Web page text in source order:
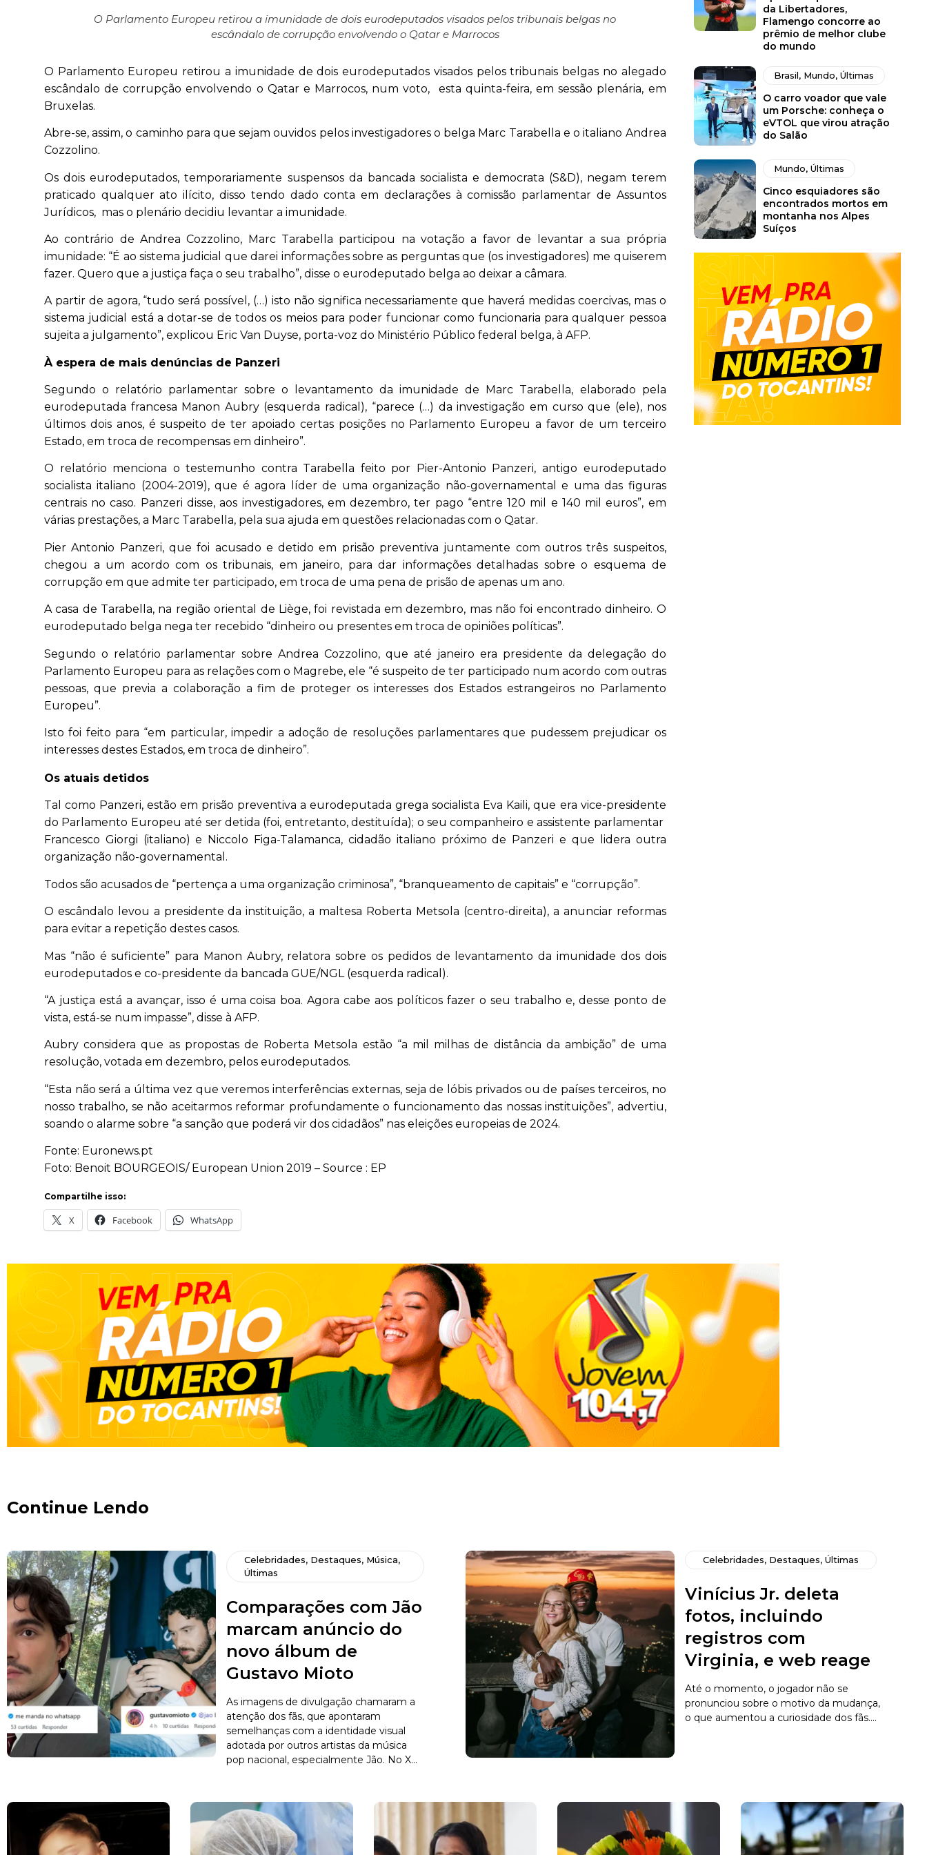
O Parlamento Europeu retirou a imunidade de dois eurodeputados visados pelos tribunais belgas no
escândalo de corrupção envolvendo o Qatar e Marrocos
O Parlamento Europeu retirou a imunidade de dois eurodeputados visados pelos tribunais belgas no alegado
escândalo de corrupção envolvendo o Qatar e Marrocos, num voto, esta quinta-feira, em sessão plenária, em
Bruxelas.
Abre-se, assim, o caminho para que sejam ouvidos pelos investigadores o belga Marc Tarabella e o italiano Andrea
Cozzolino.
Os dois eurodeputados, temporariamente suspensos da bancada socialista e democrata (S&D), negam terem
praticado qualquer ato ilícito, disso tendo dado conta em declarações à comissão parlamentar de Assuntos
Jurídicos, mas o plenário decidiu levantar a imunidade.
Ao contrário de Andrea Cozzolino, Marc Tarabella participou na votação a favor de levantar a sua própria
imunidade: “É ao sistema judicial que darei informações sobre as perguntas que (os investigadores) me quiserem
fazer. Quero que a justiça faça o seu trabalho”, disse o eurodeputado belga ao deixar a câmara.
A partir de agora, “tudo será possível, (…) isto não significa necessariamente que haverá medidas coercivas, mas o
sistema judicial está a dotar-se de todos os meios para poder funcionar como funcionaria para qualquer pessoa
sujeita a julgamento”, explicou Eric Van Duyse, porta-voz do Ministério Público federal belga, à AFP.
À espera de mais denúncias de Panzeri
Segundo o relatório parlamentar sobre o levantamento da imunidade de Marc Tarabella, elaborado pela
eurodeputada francesa Manon Aubry (esquerda radical), “parece (…) da investigação em curso que (ele), nos
últimos dois anos, é suspeito de ter apoiado certas posições no Parlamento Europeu a favor de um terceiro
Estado, em troca de recompensas em dinheiro”.
O relatório menciona o testemunho contra Tarabella feito por Pier-Antonio Panzeri, antigo eurodeputado
socialista italiano (2004-2019), que é agora líder de uma organização não-governamental e uma das figuras
centrais no caso. Panzeri disse, aos investigadores, em dezembro, ter pago “entre 120 mil e 140 mil euros”, em
várias prestações, a Marc Tarabella, pela sua ajuda em questões relacionadas com o Qatar.
Pier Antonio Panzeri, que foi acusado e detido em prisão preventiva juntamente com outros três suspeitos,
chegou a um acordo com os tribunais, em janeiro, para dar informações detalhadas sobre o esquema de
corrupção em que admite ter participado, em troca de uma pena de prisão de apenas um ano.
A casa de Tarabella, na região oriental de Liège, foi revistada em dezembro, mas não foi encontrado dinheiro. O
eurodeputado belga nega ter recebido “dinheiro ou presentes em troca de opiniões políticas”.
Segundo o relatório parlamentar sobre Andrea Cozzolino, que até janeiro era presidente da delegação do
Parlamento Europeu para as relações com o Magrebe, ele “é suspeito de ter participado num acordo com outras
pessoas, que previa a colaboração a fim de proteger os interesses dos Estados estrangeiros no Parlamento
Europeu”.
Isto foi feito para “em particular, impedir a adoção de resoluções parlamentares que pudessem prejudicar os
interesses destes Estados, em troca de dinheiro”.
Os atuais detidos
Tal como Panzeri, estão em prisão preventiva a eurodeputada grega socialista Eva Kaili, que era vice-presidente
do Parlamento Europeu até ser detida (foi, entretanto, destituída); o seu companheiro e assistente parlamentar
Francesco Giorgi (italiano) e Niccolo Figa-Talamanca, cidadão italiano próximo de Panzeri e que lidera outra
organização não-governamental.
Todos são acusados de “pertença a uma organização criminosa”, “branqueamento de capitais” e “corrupção”.
O escândalo levou a presidente da instituição, a maltesa Roberta Metsola (centro-direita), a anunciar reformas
para evitar a repetição destes casos.
Mas “não é suficiente” para Manon Aubry, relatora sobre os pedidos de levantamento da imunidade dos dois
eurodeputados e co-presidente da bancada GUE/NGL (esquerda radical).
“A justiça está a avançar, isso é uma coisa boa. Agora cabe aos políticos fazer o seu trabalho e, desse ponto de
vista, está-se num impasse”, disse à AFP.
Aubry considera que as propostas de Roberta Metsola estão “a mil milhas de distância da ambição” de uma
resolução, votada em dezembro, pelos eurodeputados.
“Esta não será a última vez que veremos interferências externas, seja de lóbis privados ou de países terceiros, no
nosso trabalho, se não aceitarmos reformar profundamente o funcionamento das nossas instituições”, advertiu,
soando o alarme sobre “a sanção que poderá vir dos cidadãos” nas eleições europeias de 2024.
Fonte: Euronews.pt
Foto: Benoit BOURGEOIS/ European Union 2019 – Source : EP
Compartilhe isso:
X Facebook WhatsApp
da Libertadores,
Flamengo concorre ao
prêmio de melhor clube
do mundo
Brasil, Mundo, Últimas
O carro voador que vale
um Porsche: conheça o
eVTOL que virou atração
do Salão
Mundo, Últimas
Cinco esquiadores são
encontrados mortos em
montanha nos Alpes
Suíços
Continue Lendo
Celebridades, Destaques, Música,
Últimas
Comparações com Jão
marcam anúncio do
novo álbum de
Gustavo Mioto
As imagens de divulgação chamaram a
atenção dos fãs, que apontaram
semelhanças com a identidade visual
adotada por outros artistas da música
pop nacional, especialmente Jão. No X...
Celebridades, Destaques, Últimas
Vinícius Jr. deleta
fotos, incluindo
registros com
Virginia, e web reage
Até o momento, o jogador não se
pronunciou sobre o motivo da mudança,
o que aumentou a curiosidade dos fãs....